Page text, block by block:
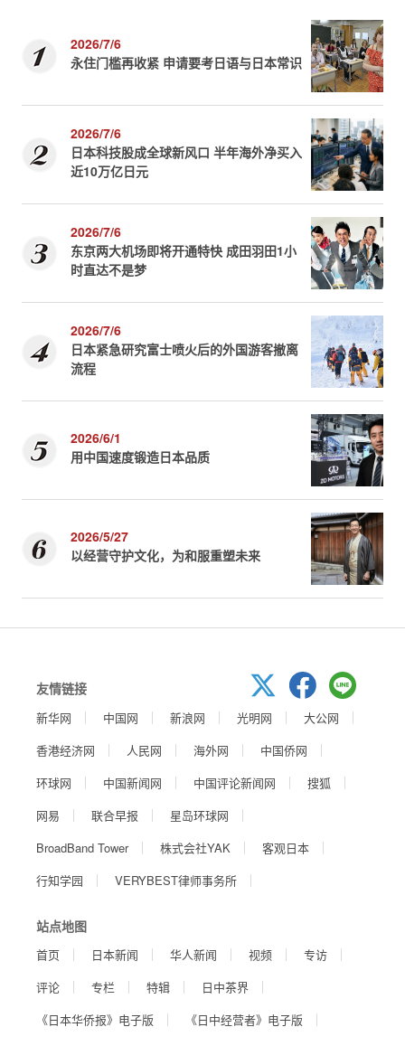
2026/7/6
永住门槛再收紧 申请要考日语与日本常识
2026/7/6
日本科技股成全球新风口 半年海外净买入
近10万亿日元
2026/7/6
东京两大机场即将开通特快 成田羽田1小
时直达不是梦
2026/7/6
日本紧急研究富士喷火后的外国游客撤离
流程
2026/6/1
用中国速度锻造日本品质
2026/5/27
以经营守护文化，为和服重塑未来
友情链接
新华网 中国网 新浪网 光明网
大公网
香港经济网
人民网 海外网
中国侨网
环球网
中国新闻网 中国评论新闻网
搜狐
网易
联合早报
星岛环球网
BroadBand Tower
株式会社YAK
客观日本
行知学园
VERYBEST律师事务所
站点地图
首页 日本新闻 华人新闻 视频
专访
评论
专栏 特辑
日中茶界
《日本华侨报》电子版
《日中经营者》电子版